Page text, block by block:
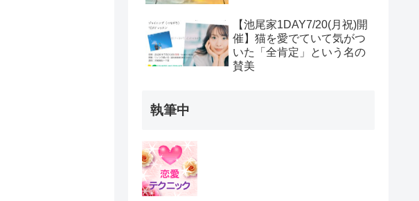
【池尾家1DAY7/20(月祝)開
催】猫を愛でていて気がつ
いた「全肯定」という名の
賛美
執筆中